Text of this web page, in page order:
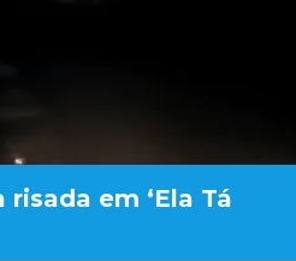
em ‘Ela Tá